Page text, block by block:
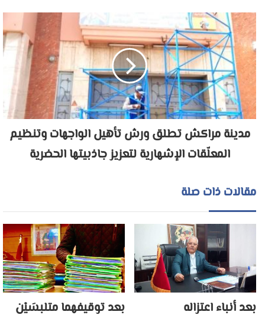
مدينة مراكش تطلق ورش تأهيل الواجهات وتنظيم
المعلّقات الإشهارية لتعزيز جاذبيتها الحضرية
مقالات ذات صلة
بعد أنباء اعتزاله
بعد توقيفهما متلبسَيْن